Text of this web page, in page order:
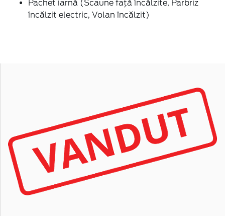
Pachet iarnă (Scaune faţă încălzite, Parbriz
încălzit electric, Volan încălzit)